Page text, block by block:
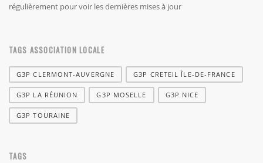
régulièrement pour voir les dernières mises à jour
TAGS ASSOCIATION LOCALE
G3P CLERMONT-AUVERGNE G3P CRETEIL ÎLE-DE-FRANCE
G3P LA RÉUNION G3P MOSELLE G3P NICE
G3P TOURAINE
TAGS